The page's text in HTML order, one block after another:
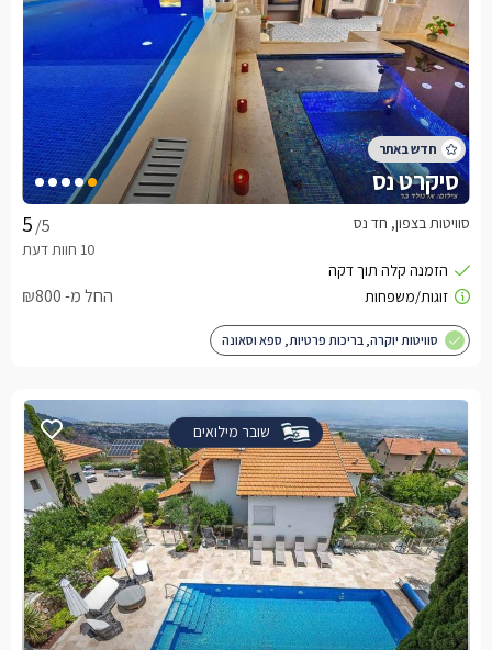
סיקרט נס
/5 סוויטות בצפון, חד נס
החל מ- ₪800
סוויטות יוקרה, בריכות פרטיות, ספא וסאונה
שובר מילואים